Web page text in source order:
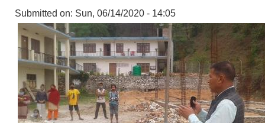
Submitted on: Sun, 06/14/2020 - 14:05